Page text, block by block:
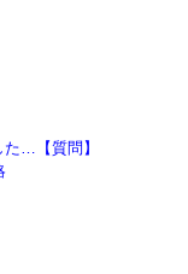
…【質問】